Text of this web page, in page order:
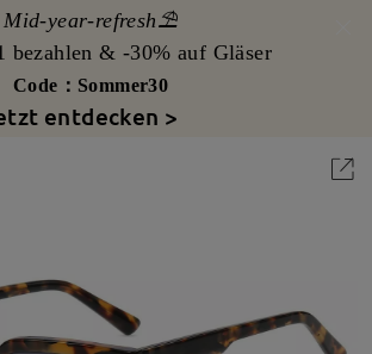
Mid-year-refresh⛱️
bezahlen & -30% auf Gläser
Code：Sommer30
entdecken >